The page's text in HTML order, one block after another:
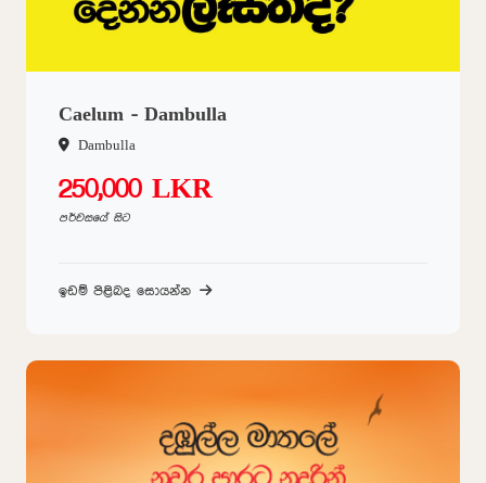
Caelum - Dambulla
Dambulla
250,000 LKR
පර්චසයේ සිට
ඉඩම් පිළිබද සොයන්න